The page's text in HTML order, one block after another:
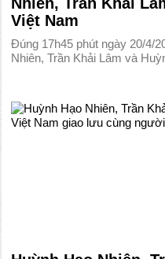
Việt Nam
Đúng 17h45 phút ngày 20/4/
Nhiên, Trần Khải Lâm và